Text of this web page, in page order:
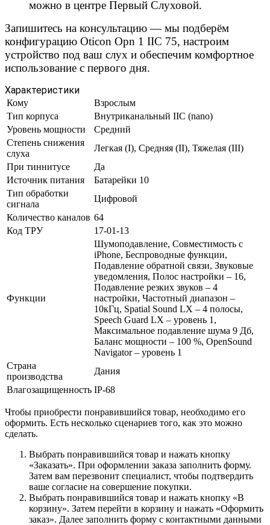
можно в центре Первый Слуховой.
Запишитесь на консультацию — мы подберём
конфигурацию Oticon Opn 1 IIC 75, настроим
устройство под ваш слух и обеспечим комфортное
использование с первого дня.
Характеристики
Кому
Взрослым
Тип корпуса
Внутриканальный IIC (nano)
Уровень мощности
Средний
Степень снижения
слуха
Легкая (I), Средняя (II), Тяжелая (III)
При тиннитусе
Да
Источник питания
Батарейки 10
Тип обработки
сигнала
Цифровой
Количество каналов 64
Код ТРУ
17-01-13
Функции
Шумоподавление, Совместимость с
iPhone, Беспроводные функции,
Подавление обратной связи, Звуковые
уведомления, Полос настройки – 16,
Подавление резких звуков – 4
настройки, Частотный диапазон –
10кГц, Spatial Sound LX – 4 полосы,
Speech Guard LX – уровень 1,
Максимальное подавление шума 9 Дб,
Баланс мощности – 100 %, OpenSound
Navigator – уровень 1
Страна
производства
Дания
Влагозащищенность IP-68
Чтобы приобрести понравившийся товар, необходимо его
оформить. Есть несколько сценариев того, как это можно
сделать.
Выбрать понравившийся товар и нажать кнопку
«Заказать». При оформлении заказа заполнить форму.
Затем вам перезвонит специалист, чтобы подтвердить
ваше согласие на совершение покупки.
Выбрать понравившийся товар и нажать кнопку «В
корзину». Затем перейти в корзину и нажать «Оформить
заказ». Далее заполнить форму с контактными данными